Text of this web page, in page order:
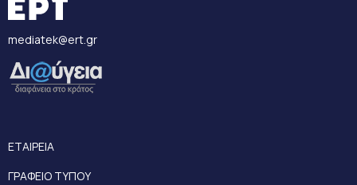
mediatek@ert.gr
ΕΤΑΙΡΕΙΑ
ΓΡΑΦΕΙΟ ΤΥΠΟΥ